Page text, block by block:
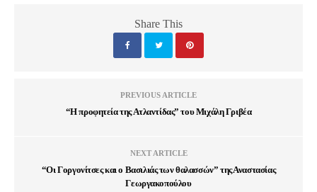
Share This
PREVIOUS ARTICLE
“Η προφητεία της Ατλαντίδας” του Μιχάλη Γριβέα
NEXT ARTICLE
“Οι Γοργονίτσες και ο Βασιλιάς των θαλασσών” της Αναστασίας
Γεωργακοπούλου